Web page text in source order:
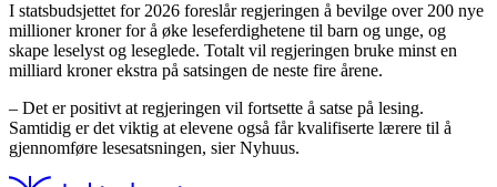
I statsbudsjettet for 2026 foreslår regjeringen å bevilge over 200 nye
millioner kroner for å øke leseferdighetene til barn og unge, og
skape leselyst og leseglede. Totalt vil regjeringen bruke minst en
milliard kroner ekstra på satsingen de neste fire årene.
– Det er positivt at regjeringen vil fortsette å satse på lesing.
Samtidig er det viktig at elevene også får kvalifiserte lærere til å
gjennomføre lesesatsningen, sier Nyhuus.